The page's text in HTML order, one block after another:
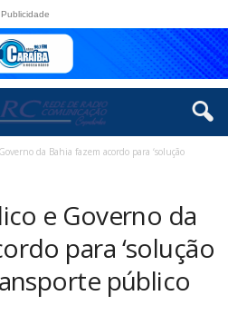
Publicidade
da Bahia fazem acordo para ‘solução
e Governo da
para ‘solução
público